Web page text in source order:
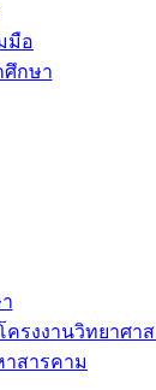
มือ
ศึกษา
ครงงานวิทยาศา
าสารคาม